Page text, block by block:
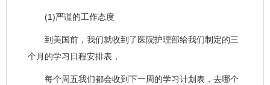
(1)严谨的工作态度
到美国前，我们就收到了医院护理部给我们制定的三
个月的学习日程安排表，
每个周五我们都会收到下一周的学习计划表，去哪个